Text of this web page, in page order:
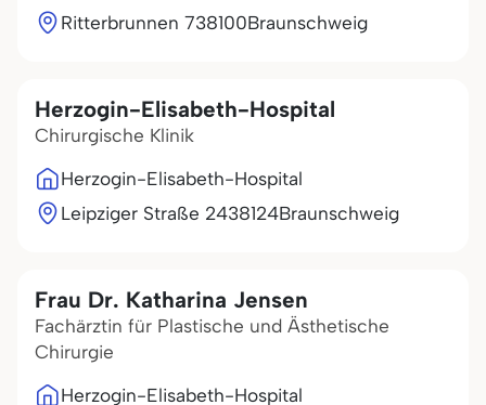
Ritterbrunnen 738100Braunschweig
Herzogin-Elisabeth-Hospital
Chirurgische Klinik
Herzogin-Elisabeth-Hospital
Leipziger Straße 2438124Braunschweig
Frau Dr. Katharina Jensen
Fachärztin für Plastische und Ästhetische
Chirurgie
Herzogin-Elisabeth-Hospital